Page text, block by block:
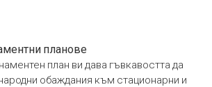
планове
план ви дава гъвкавостта да
обаждания към стационарни и